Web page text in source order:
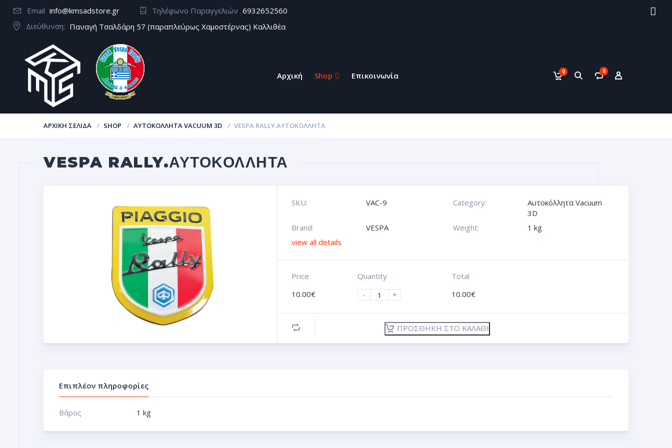
Email info@kmsadstore.gr Τηλέφωνο Παραγγελιών 6932652560
Διεύθυνση: Παναγή Τσαλδάρη 57 (παραπλεύρως Χαμοστέρνας) Καλλιθέα
Αρχική Shop Επικοινωνία 0 0
ΑΡΧΙΚΉ ΣΕΛΊΔΑ SHOP ΑΥΤΟΚΌΛΛΗΤΑ VACUUM 3D VESPA RALLY.ΑΥΤΟΚΌΛΛΗΤΑ
VESPA RALLY.ΑΥΤΟΚΌΛΛΗΤΑ
SKU: VAC-9 Category:
Αυτοκόλλητα Vacuum
3D
Brand:
VESPA Weight:
1 kg
view all details
Price
10.00€
Quantity
-
+
Total
10.00€
ΠΡΟΣΘΉΚΗ ΣΤΟ ΚΑΛΆΘΙ
Επιπλέον πληροφορίες
Βάρος 1 kg